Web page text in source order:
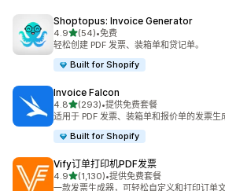
Shoptopus: Invoice Generator
4.9星（满分 5 星）
(54)
总共 54 条评论
•免费
轻松创建 PDF 发票、装箱单和贷记单。
Built for Shopify
Invoice Falcon
4.8星（满分 5 星）
(293)
总共 293 条评论
•提供免费套餐
适用于 PDF 发票、装箱单和报价单的发票生
Built for Shopify
Vify订单打印机PDF发票
4.9星（满分 5 星）
(1,130)
总共 1130 条评论
•提供免费套餐
一款发票生成器，可轻松自定义和打印订单